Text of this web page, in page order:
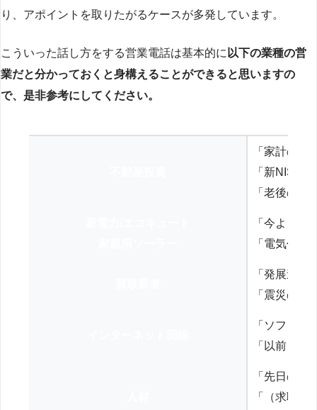
り、アポイントを取りたがるケースが多発しています。
こういった話し方をする営業電話は基本的に 以下の業種の営
業だと分かっておくと身構えることができると思いますの
で、是非参考にしてください。
「家計の見
「新NISA
「老後の
「今より
「電気代を
「発展途
「震災の
「ソフト
「以前、
「先日の
「（求職